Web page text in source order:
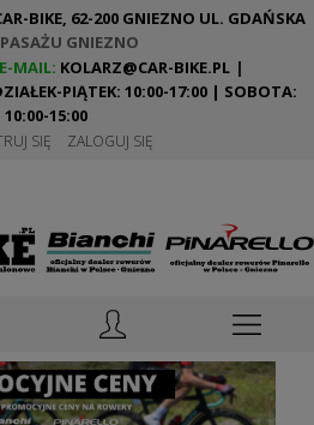
BIKE, 62-200 GNIEZNO UL. GDAŃSKA
GNIEZNO
E-MAIL: KOLARZ@CAR-BIKE.PL |
PIĄTEK: 10:00-17:00 | SOBOTA:
10:00-15:00
SIĘ ZALOGUJ SIĘ